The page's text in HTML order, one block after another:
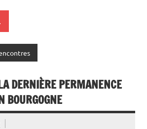
DERNIÈRE PERMANENCE
BOURGOGNE